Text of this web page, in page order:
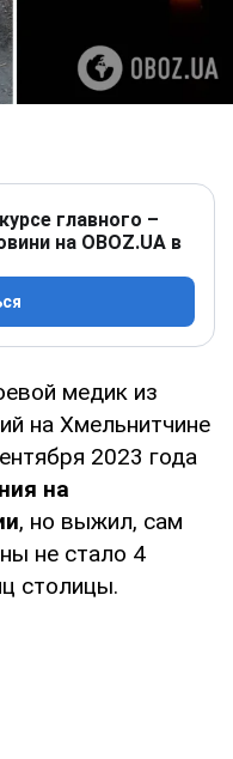
главного –
на OBOZ.UA в
медик из
на Хмельнитчине
2023 года
на
, но выжил, сам
не стало 4
столицы.